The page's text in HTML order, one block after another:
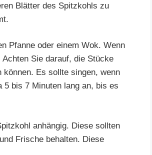
Blätter des Spitzkohls zu
Pfanne oder einem Wok. Wenn
Sie darauf, die Stücke
Es sollte singen, wenn
5 bis 7 Minuten lang an, bis es
anhängig. Diese sollten
Frische behalten. Diese